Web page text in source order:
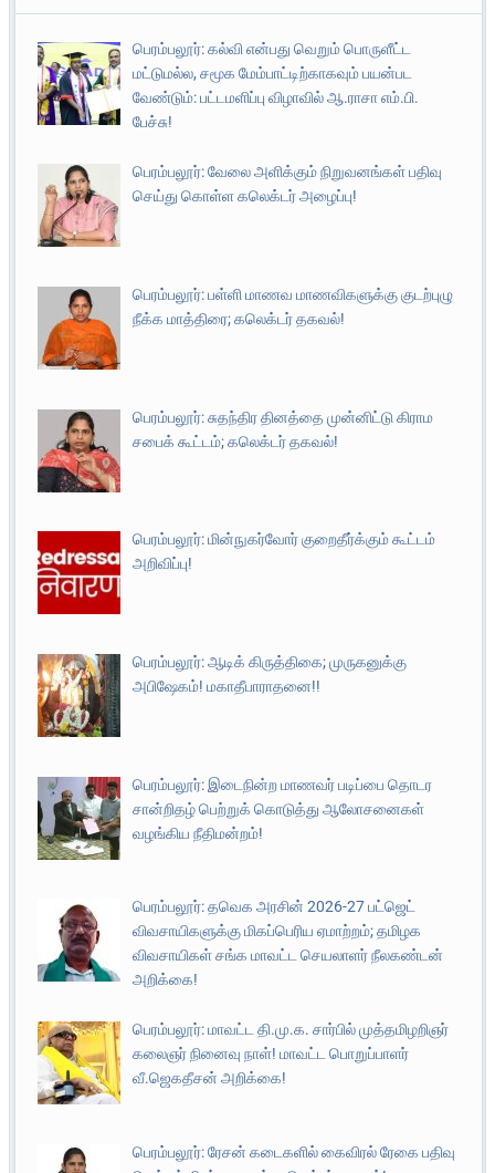
பெரம்பலூர்: கல்வி என்பது வெறும் பொருளீட்ட
மட்டுமல்ல, சமூக மேம்பாட்டிற்காகவும் பயன்பட
வேண்டும்: பட்டமளிப்பு விழாவில் ஆ.ராசா எம்.பி.
பேச்சு!
பெரம்பலூர்: வேலை அளிக்கும் நிறுவனங்கள் பதிவு
செய்து கொள்ள கலெக்டர் அழைப்பு!
பெரம்பலூர்: பள்ளி மாணவ மாணவிகளுக்கு குடற்புழு
நீக்க மாத்திரை; கலெக்டர் தகவல்!
பெரம்பலூர்: சுதந்திர தினத்தை முன்னிட்டு கிராம
சபைக் கூட்டம்; கலெக்டர் தகவல்!
பெரம்பலூர்: மின்நுகர்வோர் குறைதீர்க்கும் கூட்டம்
அறிவிப்பு!
பெரம்பலூர்: ஆடிக் கிருத்திகை; முருகனுக்கு
அபிஷேகம்! மகாதீபாராதனை!!
பெரம்பலூர்: இடைநின்ற மாணவர் படிப்பை தொடர
சான்றிதழ் பெற்றுக் கொடுத்து ஆலோசனைகள்
வழங்கிய நீதிமன்றம்!
பெரம்பலூர்: தவெக அரசின் 2026-27 பட்ஜெட்
விவசாயிகளுக்கு மிகப்பெரிய ஏமாற்றம்; தமிழக
விவசாயிகள் சங்க மாவட்ட செயலாளர் நீலகண்டன்
அறிக்கை!
பெரம்பலூர்: மாவட்ட தி.மு.க. சார்பில் முத்தமிழறிஞர்
கலைஞர் நினைவு நாள்! மாவட்ட பொறுப்பாளர்
வீ.ஜெகதீசன் அறிக்கை!
பெரம்பலூர்: ரேசன் கடைகளில் கைவிரல் ரேகை பதிவு